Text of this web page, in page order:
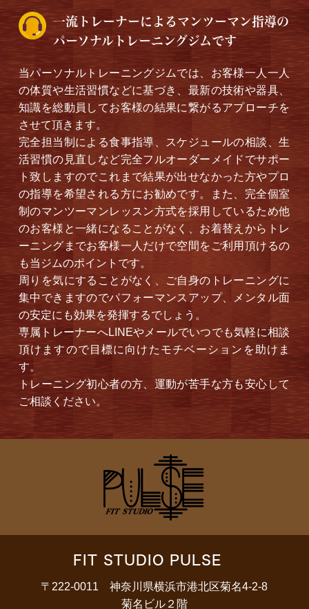
一流トレーナーによるマンツーマン指導の
パーソナルトレーニングジムです
当パーソナルトレーニングジムでは、お客様一人一人
の体質や生活習慣などに基づき、最新の技術や器具、
知識を総動員してお客様の結果に繋がるアプローチを
させて頂きます。
完全担当制による食事指導、スケジュールの相談、生
活習慣の見直しなど完全フルオーダーメイドでサポー
ト致しますのでこれまで結果が出せなかった方やプロ
の指導を希望される方にお勧めです。また、完全個室
制のマンツーマンレッスン方式を採用しているため他
のお客様と一緒になることがなく、お着替えからトレ
ーニングまでお客様一人だけで空間をご利用頂けるの
も当ジムのポイントです。
周りを気にすることがなく、ご自身のトレーニングに
集中できますのでパフォーマンスアップ、メンタル面
の安定にも効果を発揮するでしょう。
専属トレーナーへLINEやメールでいつでも気軽に相談
頂けますので目標に向けたモチベーションを助けま
す。
トレーニング初心者の方、運動が苦手な方も安心して
ご相談ください。
FIT STUDIO PULSE
〒222-0011 神奈川県横浜市港北区菊名4-2-8
菊名ビル２階